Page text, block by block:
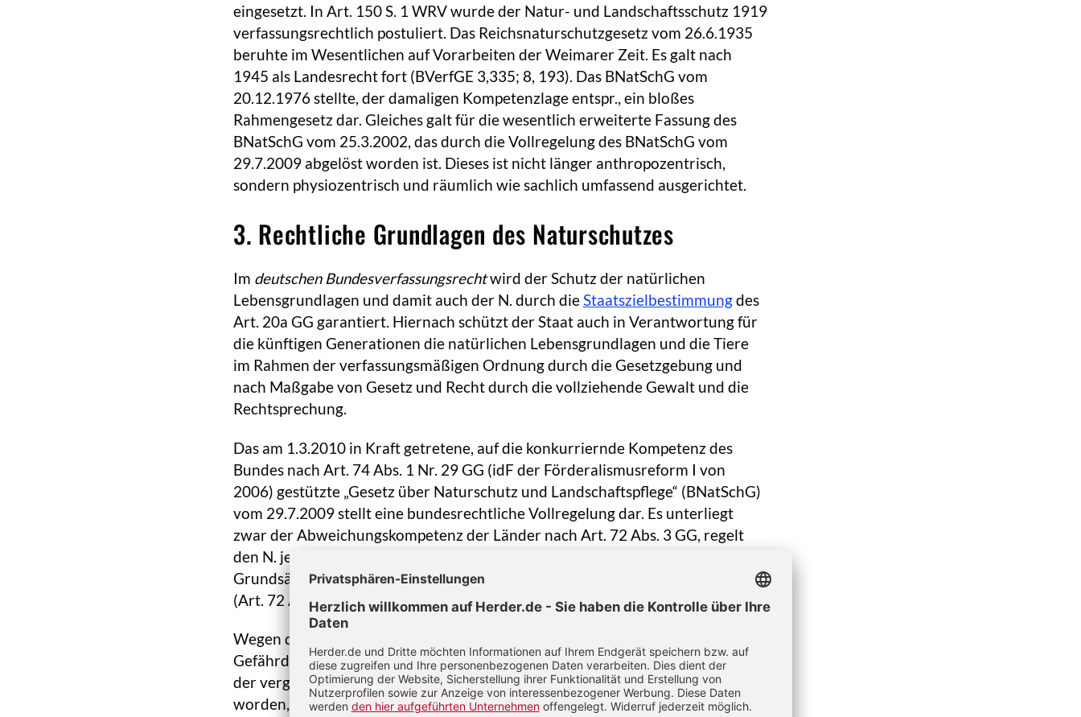
eingesetzt. In Art. 150 S. 1 WRV wurde der Natur- und Landschaftsschutz 1919
verfassungsrechtlich postuliert. Das Reichsnaturschutzgesetz vom 26.6.1935
beruhte im Wesentlichen auf Vorarbeiten der Weimarer Zeit. Es galt nach
1945 als Landesrecht fort (BVerfGE 3,335; 8, 193). Das BNatSchG vom
20.12.1976 stellte, der damaligen Kompetenzlage entspr., ein bloßes
Rahmengesetz dar. Gleiches galt für die wesentlich erweiterte Fassung des
BNatSchG vom 25.3.2002, das durch die Vollregelung des BNatSchG vom
29.7.2009 abgelöst worden ist. Dieses ist nicht länger anthropozentrisch,
sondern physiozentrisch und räumlich wie sachlich umfassend ausgerichtet.
3. Rechtliche Grundlagen des Naturschutzes
Im deutschen Bundesverfassungsrechtwird der Schutz der natürlichen
Lebensgrundlagen und damit auch der N. durch dieStaatszielbestimmungdes
Art. 20a GG garantiert. Hiernach schützt der Staat auch in Verantwortung für
die künftigen Generationen die natürlichen Lebensgrundlagen und die Tiere
im Rahmen der verfassungsmäßigen Ordnung durch die Gesetzgebung und
nach Maßgabe von Gesetz und Recht durch die vollziehende Gewalt und die
Rechtsprechung.
Das am 1.3.2010 in Kraft getretene, auf die konkurriernde Kompetenz des
Bundes nach Art. 74 Abs. 1 Nr. 29 GG (idF der Förderalismusreform I von
2006) gestützte „Gesetz über Naturschutz und Landschaftspflege“ (BNatSchG)
vom 29.7.2009 stellt eine bundesrechtliche Vollregelung dar. Es unterliegt
zwar der Abweichungskompetenz der Länder nach Art. 72 Abs. 3 GG, regelt
den N. jedoch in umfassender Weise. Abweichungsfest sind die allgemeinen
Grundsätze des N.es sowie das Recht des Artenschutzes und des Meeres-N.es
(Art. 72 Abs. 3 Nr. 2 GG).
Wegen des globalen Problemhorizonts des N.es sowie der weltweiten
Gefährdungen und Verluste der natürlichen Lebensgrundlagen sind während
der vergangenen Jahrzehnte zahlreichevölkerrechtliche Verträge geschlossen
worden, die vornehmlich dem grenzüberscheitenden Artenschutz dienen,